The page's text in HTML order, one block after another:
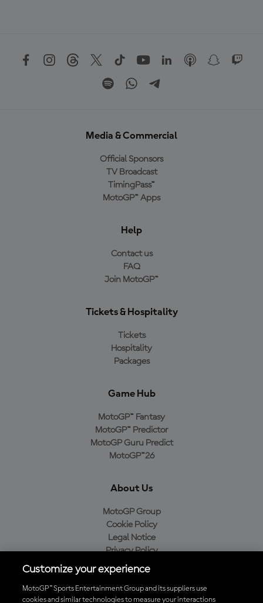
Media & Commercial
Official Sponsors
TV Broadcast
TimingPass™
MotoGP™ Apps
Help
Contact us
FAQ
Join MotoGP™
Tickets & Hospitality
Tickets
Hospitality
Packages
Game Hub
MotoGP™ Fantasy
MotoGP™ Predictor
MotoGP Guru Predict
MotoGP™26
About Us
MotoGP Group
Cookie Policy
Legal Notice
Privacy Policy
Purchase Policy
Customize your experience
MotoGP™ Sports Entertainment Group and its suppliers use
cookies and similar technologies to measure your interactions